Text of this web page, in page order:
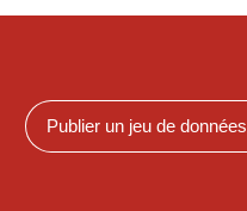
Publier un jeu de données